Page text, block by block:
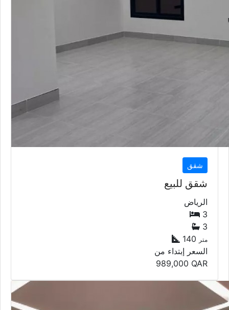
شقق
شقق للبيع
الرياض
3
3
140 متر
السعر إبتداء من
989,000 QAR